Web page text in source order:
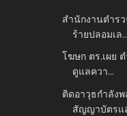
สำนักงานตำร
ร้ายปลอมเล...
โฆษก ตร.เผย
ดูแลควา...
ติดอาวุธกำลัง
สัญญาบัตรแ